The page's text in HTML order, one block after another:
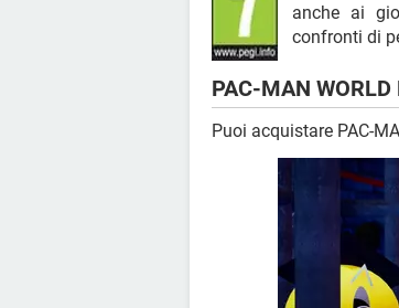
anche ai
confronti di
PAC-MAN
Puoi acquistare PAC-